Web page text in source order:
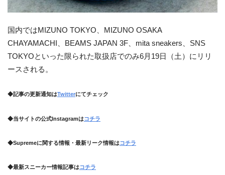
国内ではMIZUNO TOKYO、MIZUNO OSAKA
CHAYAMACHI、BEAMS JAPAN 3F、mita sneakers、SNS
TOKYOといった限られた取扱店でのみ6月19日（土）にリリ
ースされる。
◆記事の更新通知はTwitterにてチェック
◆当サイトの公式Instagramはコチラ
◆Supremeに関する情報・最新リーク情報はコチラ
◆最新スニーカー情報記事はコチラ